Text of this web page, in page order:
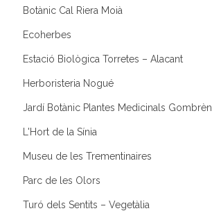
Botànic Cal Riera Moià
Ecoherbes
Estació Biològica Torretes – Alacant
Herboristeria Nogué
Jardí Botànic Plantes Medicinals Gombrèn
L'Hort de la Sínia
Museu de les Trementinaires
Parc de les Olors
Turó dels Sentits – Vegetàlia